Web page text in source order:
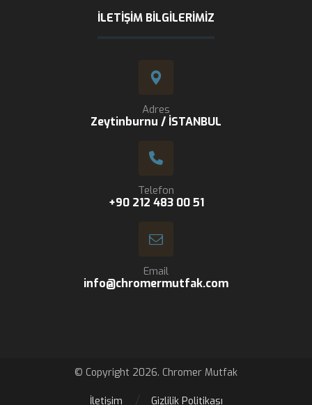
İLETIŞIM BILGILERIMIZ
Adres
Zeytinburnu / İSTANBUL
Telefon
+90 212 483 00 51
Email
info@chromermutfak.com
© Copyright 2026. Chromer Mutfak
Gizlilik Politikası
İletişim